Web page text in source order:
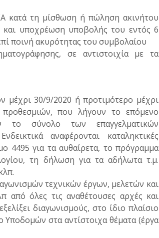
κατά τη μίσθωση ή πώληση ακινήτου
και υποχρέωση υποβολής του εντός 6
ποινή ακυρότητας του συμβολαίου
σε αντιστοιχία με τα
μέχρι 30/9/2020 ή προτιμότερο μέχρι
που λήγουν το επόμενο
το σύνολο των επαγγελματικών
αναφέρονται καταληκτικές
4495 για τα αυθαίρετα, το πρόγραμμα
τη δήλωση για τα αδήλωτα τ.μ.
τεχνικών έργων, μελετών και
από όλες τις αναθέτουσες αρχές και
διαγωνισμούς, στο ίδιο πλαίσιο
στα αντίστοιχα θέματα (έργα